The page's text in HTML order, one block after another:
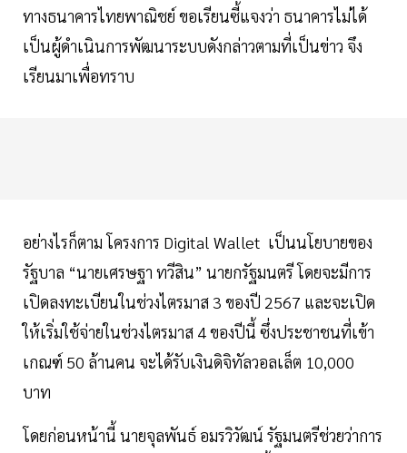
ทางธนาคารไทยพาณิชย์ ขอเรียนซี้แจงว่า ธนาคารไม่ได้
เป็นผู้ดำเนินการพัฒนาระบบดังกล่าวตามที่เป็นข่าว จึง
เรียนมาเพื่อทราบ
อย่างไรก็ตาม โครงการ Digital Wallet เป็นนโยบายของ
รัฐบาล “นายเศรษฐา ทวีสิน” นายกรัฐมนตรี โดยจะมีการ
เปิดลงทะเบียนในช่วงไตรมาส 3 ของปี 2567 และจะเปิด
ให้เริ่มใช้จ่ายในช่วงไตรมาส 4 ของปีนี้ ซึ่งประชาชนที่เข้า
เกณฑ์ 50 ล้านคน จะได้รับเงินดิจิทัลวอลเล็ต 10,000
บาท
โดยก่อนหน้านี้ นายจุลพันธ์ อมรวิวัฒน์ รัฐมนตรีช่วยว่าการ